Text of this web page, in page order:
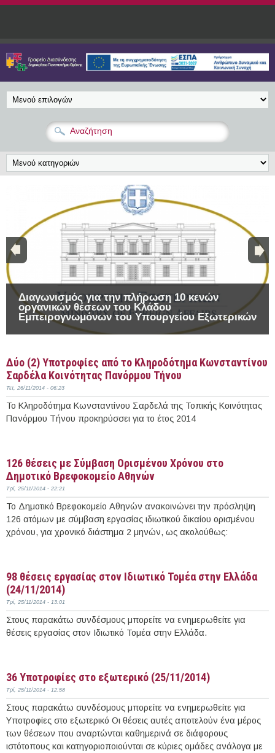
Παράκαμψη προς το κυρίως περιεχόμενο
Διαγωνισμός για την πλήρωση 10 κενών
οργανικών θέσεων του Κλάδου
Εμπειρογνωμόνων του Υπουργείου Εξωτερικών
Δύο (2) Υποτροφίες από το Κληροδότημα Κωνσταντίνου
Σαρδέλα Κοινότητας Πανόρμου Τήνου
Τετ, 26/11/2014 - 06:23
Το Κληροδότημα Κωνσταντίνου Σαρδελά της Τοπικής Κοινότητας
Πανόρμου Τήνου προκηρύσσει για το έτος 2014
126 θέσεις με Σύμβαση Ορισμένου Χρόνου στο
Δημοτικό Βρεφοκομείο Αθηνών
Τρί, 25/11/2014 - 22:21
Το Δημοτικό Βρεφοκομείο Αθηνών ανακοινώνει την πρόσληψη
126 ατόμων με σύμβαση εργασίας ιδιωτικού δικαίου ορισμένου
χρόνου, για χρονικό διάστημα 2 μηνών, ως ακολούθως:
98 θέσεις εργασίας στον Ιδιωτικό Τομέα στην Ελλάδα
(24/11/2014)
Τρί, 25/11/2014 - 13:01
Στους παρακάτω συνδέσμους μπορείτε να ενημερωθείτε για
θέσεις εργασίας στον Ιδιωτικό Τομέα στην Ελλάδα.
36 Υποτροφίες στο εξωτερικό (25/11/2014)
Τρί, 25/11/2014 - 12:58
Στους παρακάτω συνδέσμους μπορείτε να ενημερωθείτε για
Υποτροφίες στο εξωτερικό Οι θέσεις αυτές αποτελούν ένα μέρος
των θέσεων που αναρτώνται καθημερινά σε διάφορους
ιστότοπους και κατηγοριοποιούνται σε κύριες ομάδες ανάλογα με